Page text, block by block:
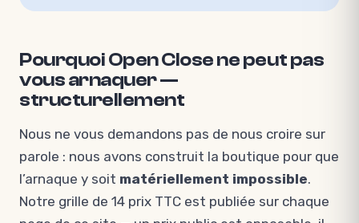
Pourquoi Open Close ne peut pas
vous arnaquer —
structurellement
Nous ne vous demandons pas de nous croire sur
parole : nous avons construit la boutique pour que
l’arnaque y soit matériellement impossible.
Notre grille de 14 prix TTC est publiée sur chaque